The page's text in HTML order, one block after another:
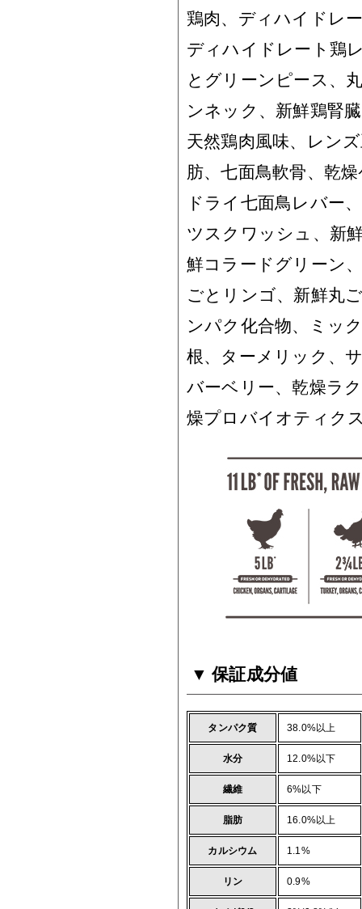
鶏肉、ディハイドレ
ディハイドレート鶏
とグリーンピース、
ンネック、新鮮鶏腎
天然鶏肉風味、レン
肪、七面鳥軟骨、乾
ドライ七面鳥レバー
ツスクワッシュ、新
鮮コラードグリーン
ごとリンゴ、新鮮丸
ンパク化合物、ミッ
根、ターメリック、
バーベリー、乾燥ラ
燥プロバイオティク
保証成分値
タンパク質 38.0%以上
水分 12.0%以下
繊維 6%以下
脂肪 16.0%以上
カルシウム 1.1%
リン 0.9%